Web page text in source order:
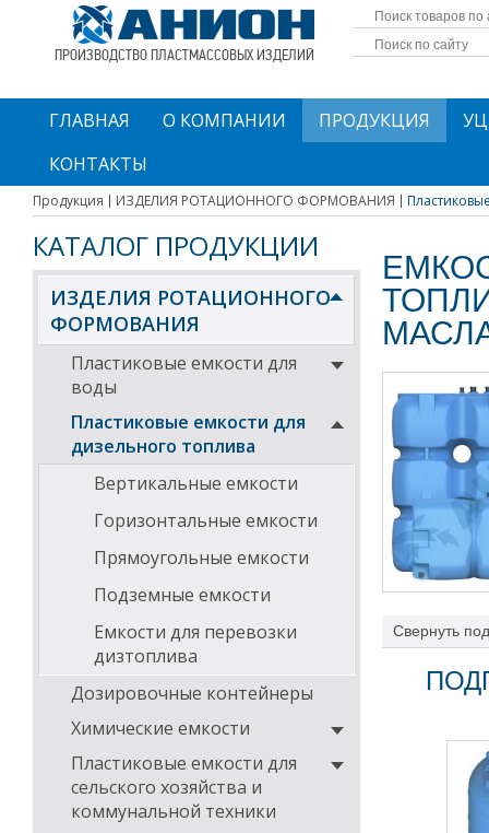
ПРОИЗВОДСТВО ПЛАСТМАССОВЫХ ИЗДЕЛИЙ
ГЛАВНАЯ О КОМПАНИИ ПРОДУКЦИЯ
КОНТАКТЫ
Продукция ИЗДЕЛИЯ РОТАЦИОННОГО ФОРМОВАНИЯ
КАТАЛОГ ПРОДУКЦИИ
ИЗДЕЛИЯ РОТАЦИОННОГО
ФОРМОВАНИЯ
Пластиковые емкости для
воды
Пластиковые емкости для
дизельного топлива
Вертикальные емкости
Горизонтальные емкости
Прямоугольные емкости
Подземные емкости
Емкости для перевозки
дизтоплива
Дозировочные контейнеры
Химические емкости
Пластиковые емкости для
сельского хозяйства и
коммунальной техники
системах, на
к российским
В нашем
формы и
Свернуть